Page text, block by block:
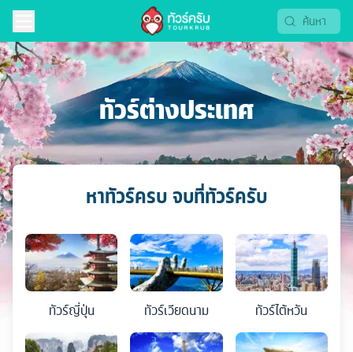
ทัวร์ต่างประเทศ
หาทัวร์ครบ จบที่ทัวร์ครับ
ทัวร์ญี่ปุ่น ทัวร์เวียดนาม ทัวร์ไต้หวัน